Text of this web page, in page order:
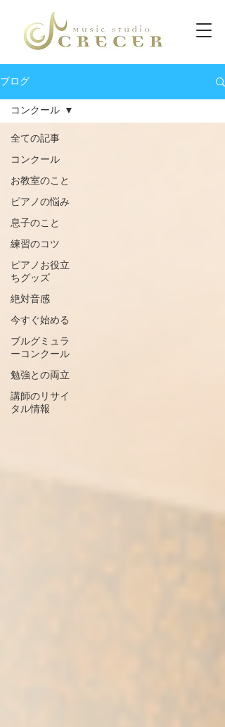
ブログ
全ての記事
コンクール
お教室のこと
ピアノの悩み
息子のこと
練習のコツ
ピアノお役立
ちグッズ
絶対音感
今すぐ始める
ブルグミュラ
ーコンクール
勉強との両立
講師のリサイ
タル情報
コンクール